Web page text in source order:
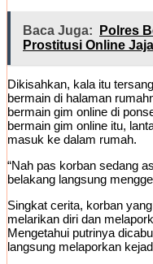
Baca Juga:
Polres
Prostitusi Online
Dikisahkan, kala itu
bermain di halaman
bermain gim online di
bermain gim online itu,
masuk ke dalam rumah.
“Nah pas korban sedang
belakang langsung
Singkat cerita, korban
melarikan diri dan
Mengetahui putrinya
langsung melaporkan